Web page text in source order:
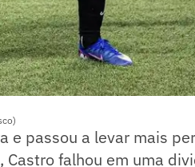
e passou a levar mais
falhou em uma